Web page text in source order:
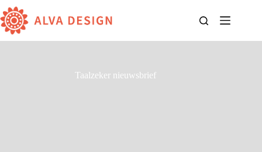
naar
de
inhoud
Taalzeker nieuwsbrief